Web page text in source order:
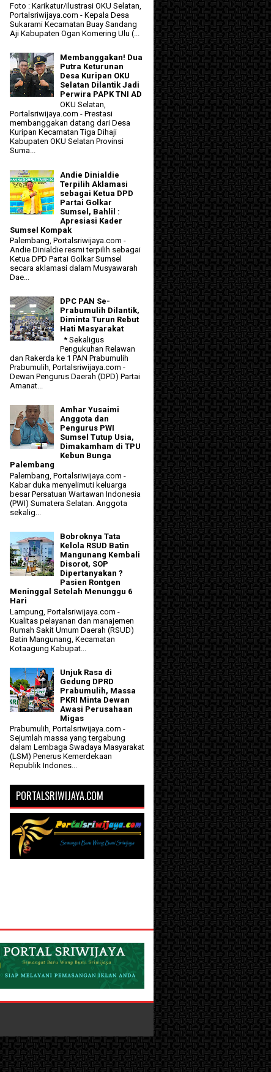
Foto : Karikatur/ilustrasi OKU Selatan,
Portalsriwijaya.com - Kepala Desa
Sukarami Kecamatan Buay Sandang
Aji Kabupaten Ogan Komering Ulu (...
Membanggakan! Dua
Putra Keturunan
Desa Kuripan OKU
Selatan Dilantik Jadi
Perwira PAPK TNI AD
OKU Selatan,
Portalsriwijaya.com - Prestasi
membanggakan datang dari Desa
Kuripan Kecamatan Tiga Dihaji
Kabupaten OKU Selatan Provinsi
Suma...
Andie Dinialdie
Terpilih Aklamasi
sebagai Ketua DPD
Partai Golkar
Sumsel, Bahlil :
Apresiasi Kader
Sumsel Kompak
Palembang, Portalsriwijaya.com -
Andie Dinialdie resmi terpilih sebagai
Ketua DPD Partai Golkar Sumsel
secara aklamasi dalam Musyawarah
Dae...
DPC PAN Se-
Prabumulih Dilantik,
Diminta Turun Rebut
Hati Masyarakat
* Sekaligus
Pengukuhan Relawan
dan Rakerda ke 1 PAN Prabumulih
Prabumulih, Portalsriwijaya.com -
Dewan Pengurus Daerah (DPD) Partai
Amanat...
Amhar Yusaimi
Anggota dan
Pengurus PWI
Sumsel Tutup Usia,
Dimakamham di TPU
Kebun Bunga
Palembang
Palembang, Portalsriwijaya.com -
Kabar duka menyelimuti keluarga
besar Persatuan Wartawan Indonesia
(PWI) Sumatera Selatan. Anggota
sekalig...
Bobroknya Tata
Kelola RSUD Batin
Mangunang Kembali
Disorot, SOP
Dipertanyakan ?
Pasien Rontgen
Meninggal Setelah Menunggu 6
Hari
Lampung, Portalsriwijaya.com -
Kualitas pelayanan dan manajemen
Rumah Sakit Umum Daerah (RSUD)
Batin Mangunang, Kecamatan
Kotaagung Kabupat...
Unjuk Rasa di
Gedung DPRD
Prabumulih, Massa
PKRI Minta Dewan
Awasi Perusahaan
Migas
Prabumulih, Portalsriwijaya.com -
Sejumlah massa yang tergabung
dalam Lembaga Swadaya Masyarakat
(LSM) Penerus Kemerdekaan
Republik Indones...
PORTALSRIWIJAYA.COM